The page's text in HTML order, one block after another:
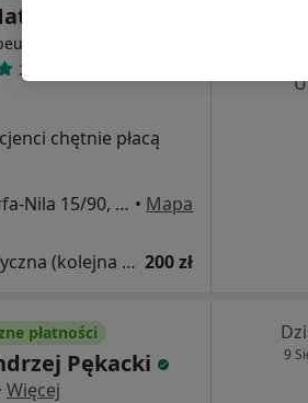
Żurek
221 opinii
chętnie płacą
Generała Augusta Fieldorfa-Nila 15/90, Kraków • Mapa
Konsultacja fizjoterapeutyczna (kolejna wizyta) 200 zł
płatności
Pękacki
· Więcej
9